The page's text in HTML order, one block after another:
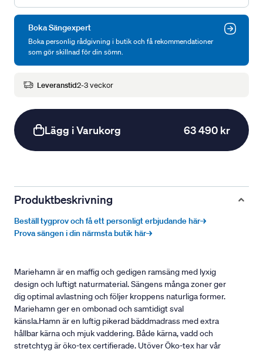
Boka Sängexpert
Boka personlig rådgivning i butik och få rekommendationer
som gör skillnad för din sömn.
Leveranstid2-3 veckor
Lägg i Varukorg 63 490 kr
Produktbeskrivning
Beställ tygprov och få ett personligt erbjudande här→
Prova sängen i din närmsta butik här→
Mariehamn är en maffig och gedigen ramsäng med lyxig
design och luftigt naturmaterial. Sängens många zoner ger
dig optimal avlastning och följer kroppens naturliga former.
Mariehamn ger en ombonad och samtidigt sval
känsla.Hamn är en luftig pikerad bäddmadrass med extra
hållbar kärna och mjuk vaddering. Både kärna, vadd och
stretchtyg är öko-tex certifierade. Utöver Öko-tex har vår